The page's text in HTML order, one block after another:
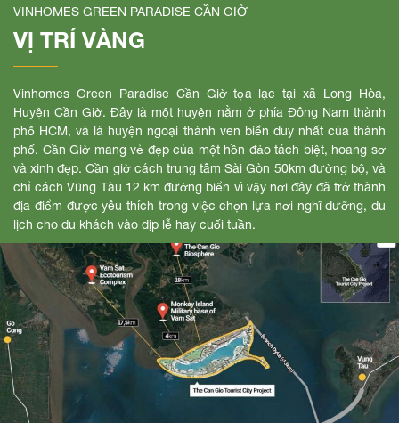
VINHOMES GREEN PARADISE CẦN GIỜ
VỊ TRÍ VÀNG
Vinhomes Green Paradise Cần Giờ tọa lạc tại xã Long Hòa,
Huyện Cần Giờ. Đây là một huyện nằm ở phía Đông Nam thành
phố HCM, và là huyện ngoại thành ven biển duy nhất của thành
phố. Cần Giờ mang vẻ đẹp của một hồn đảo tách biệt, hoang sơ
và xinh đẹp. Cần giờ cách trung tâm Sài Gòn 50km đường bộ, và
chỉ cách Vũng Tàu 12 km đường biển vì vậy nơi đây đã trở thành
địa điểm được yêu thích trong việc chọn lựa nơi nghĩ dưỡng, du
lịch cho du khách vào dịp lễ hay cuối tuần.